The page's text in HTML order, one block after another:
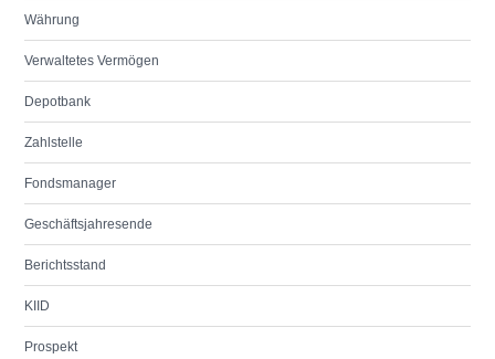
Währung
Verwaltetes Vermögen
Depotbank
Zahlstelle
Fondsmanager
Geschäftsjahresende
Berichtsstand
KIID
Prospekt